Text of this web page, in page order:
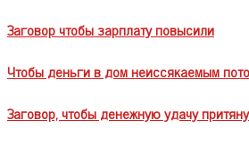
Заговор чтобы зарплату повысили
Чтобы деньги в дом неиссякаемым
Заговор, чтобы денежную удачу